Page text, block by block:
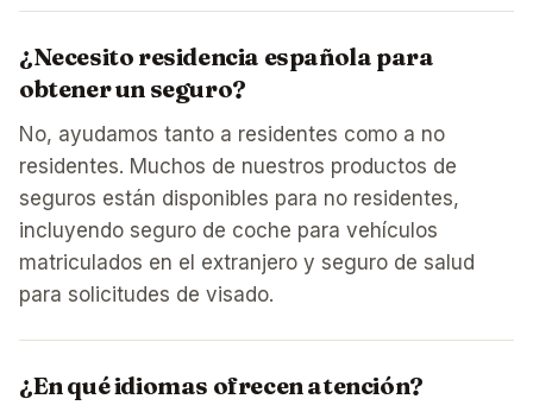
¿Necesito residencia española para
obtener un seguro?
No, ayudamos tanto a residentes como a no
residentes. Muchos de nuestros productos de
seguros están disponibles para no residentes,
incluyendo seguro de coche para vehículos
matriculados en el extranjero y seguro de salud
para solicitudes de visado.
¿En qué idiomas ofrecen atención?